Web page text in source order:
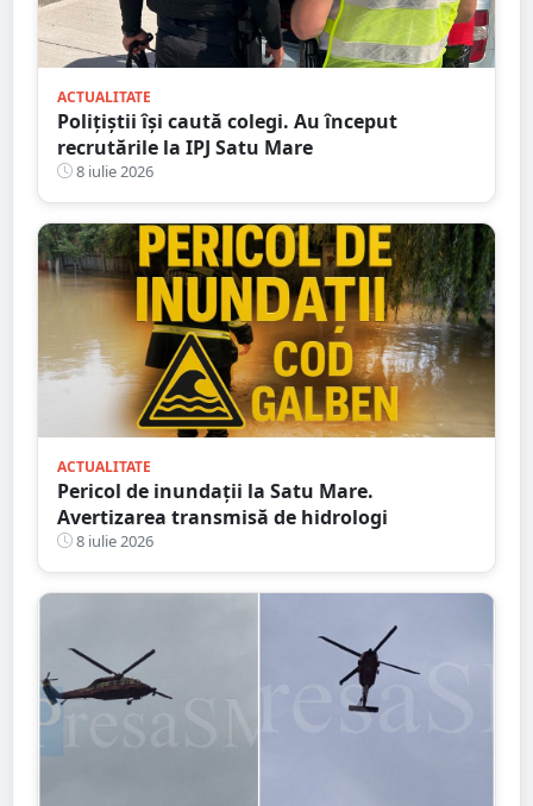
ACTUALITATE
Polițiștii își caută colegi. Au început
recrutările la IPJ Satu Mare
8 iulie 2026
ACTUALITATE
Pericol de inundații la Satu Mare.
Avertizarea transmisă de hidrologi
8 iulie 2026